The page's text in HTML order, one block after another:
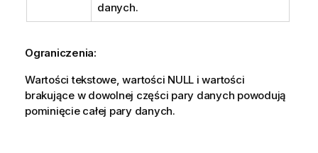
danych.
Ograniczenia:
Wartości tekstowe, wartości NULL i wartości
brakujące w dowolnej części pary danych powodują
pominięcie całej pary danych.